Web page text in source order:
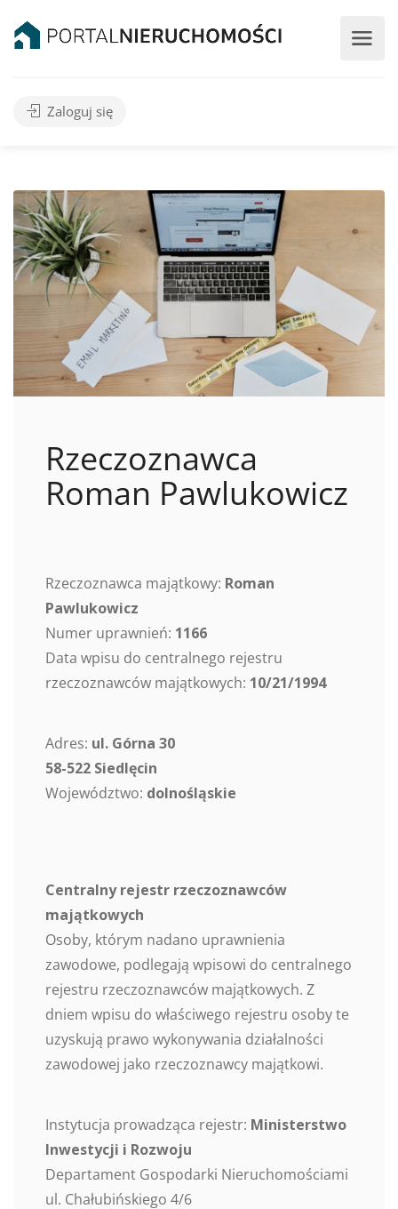
Zaloguj się
Rzeczoznawca
Roman Pawlukowicz
Rzeczoznawca majątkowy: Roman
Pawlukowicz
Numer uprawnień: 1166
Data wpisu do centralnego rejestru
rzeczoznawców majątkowych: 10/21/1994
Adres: ul. Górna 30
58-522 Siedlęcin
Województwo: dolnośląskie
Centralny rejestr rzeczoznawców
majątkowych
Osoby, którym nadano uprawnienia
zawodowe, podlegają wpisowi do centralnego
rejestru rzeczoznawców majątkowych. Z
dniem wpisu do właściwego rejestru osoby te
uzyskują prawo wykonywania działalności
zawodowej jako rzeczoznawcy majątkowi.
Instytucja prowadząca rejestr: Ministerstwo
Inwestycji i Rozwoju
Departament Gospodarki Nieruchomościami
ul. Chałubińskiego 4/6